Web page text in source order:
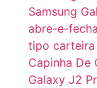
Samsung
abre-e-
tipo carteira
Capinha De
Galaxy J2